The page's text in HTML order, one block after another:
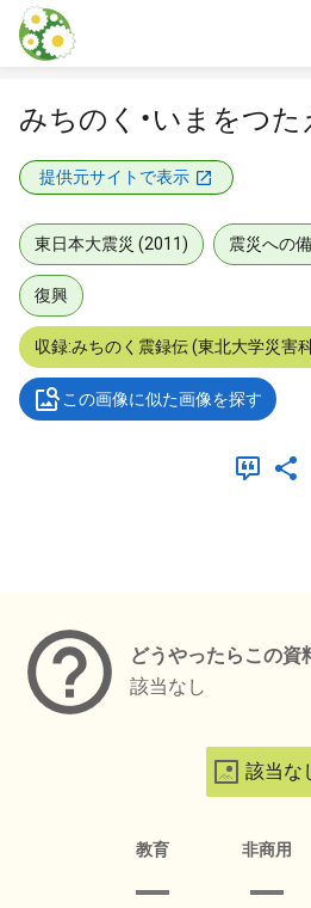
本文に飛ぶ
みちのく・いまをつ
提供元サイトで表示
東日本大震災 (2011) 震災への
復興
収録:みちのく震録伝 (東北大学災害
この画像に似た画像を探す
どうやったらこの資
該当なし
該当な
教育 非商用